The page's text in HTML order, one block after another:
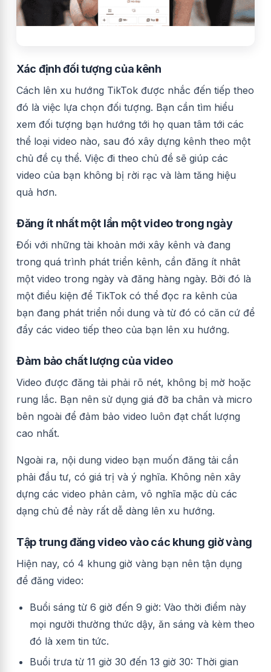
Xác định đối tượng của kênh
Cách lên xu hướng TikTok được nhắc đến tiếp theo
đó là việc lựa chọn đối tượng. Bạn cần tìm hiểu
xem đối tượng bạn hướng tới họ quan tâm tới các
thể loại video nào, sau đó xây dựng kênh theo một
chủ đề cụ thể. Việc đi theo chủ đề sẽ giúp các
video của bạn không bị rời rạc và làm tăng hiệu
quả hơn.
Đăng ít nhất một lần một video trong ngày
Đối với những tài khoản mới xây kênh và đang
trong quá trình phát triển kênh, cần đăng ít nhât
một video trong ngày và đăng hàng ngày. Bởi đó là
một điều kiện để TikTok có thể đọc ra kênh của
bạn đang phát triển nổi dung và từ đó có căn cứ để
đẩy các video tiếp theo của bạn lên xu hướng.
Đàm bảo chất lượng của video
Video được đăng tải phải rõ nét, không bị mờ hoặc
rung lắc. Bạn nên sử dụng giá đỡ ba chân và micro
bên ngoài để đảm bảo video luôn đạt chất lượng
cao nhất.
Ngoài ra, nội dung video bạn muốn đăng tải cần
phải đầu tư, có giá trị và ý nghĩa. Không nên xây
dựng các video phản cảm, vô nghĩa mặc dù các
dạng chủ đề này rất dễ dàng lên xu hướng.
Tập trung đăng video vào các khung giờ vàng
Hiện nay, có 4 khung giờ vàng bạn nên tận dụng
để đăng video:
Buổi sáng từ 6 giờ đến 9 giờ: Vào thời điểm này
mọi người thường thức dậy, ăn sáng và kèm theo
đó là xem tin tức.
Buổi trưa từ 11 giờ 30 đến 13 giờ 30: Thời gian